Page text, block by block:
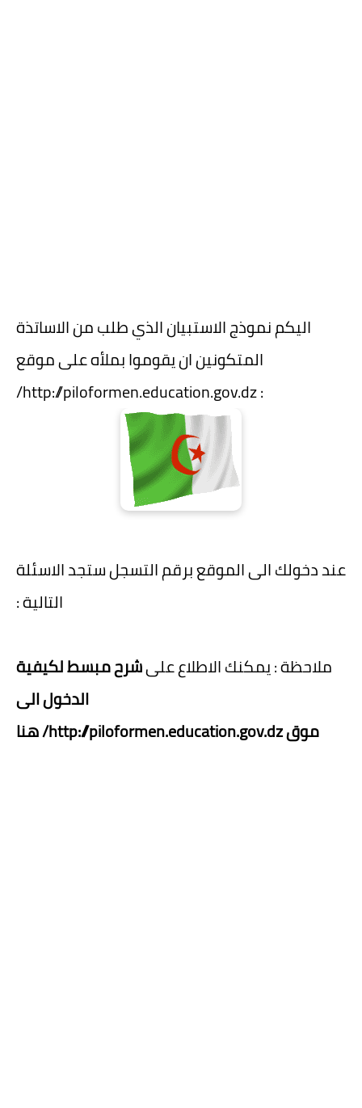
اليكم نموذج الاستبيان الذي طلب من الاساتذة
المتكونين ان يقوموا بملأه على موقع
: http://piloformen.education.gov.dz/
عند دخولك الى الموقع برقم التسجل ستجد الاسئلة
التالية :
ملاحظة : يمكنك الاطلاع علىشرح مبسط لكيفية
الدخول الى
موق http://piloformen.education.gov.dz/ هنا